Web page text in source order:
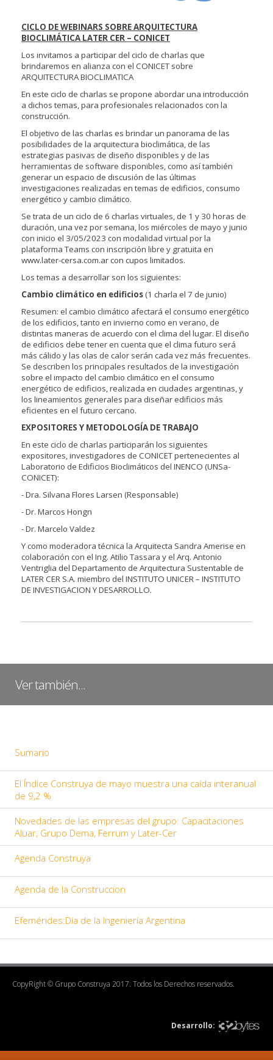
CICLO DE WEBINARS SOBRE ARQUITECTURA
BIOCLIMÁTICA LATER CER – CONICET
Los invitamos a participar del ciclo de charlas que
brindaremos en alianza con el CONICET sobre
ARQUITECTURA BIOCLIMATICA
En este ciclo de charlas se propone abordar una introducción
a dichos temas, para profesionales relacionados con la
construcción.
El objetivo de las charlas es brindar un panorama de las
posibilidades de la arquitectura bioclimática, de las
estrategias pasivas de diseño disponibles y de las
herramientas de software disponibles, como así también
generar un espacio de discusión de las últimas
investigaciones realizadas en temas de edificios, consumo
energético y cambio climático.
Se trata de un ciclo de 6 charlas virtuales, de 1 y 30 horas de
duración, una vez por semana, los miércoles de mayo y junio
con inicio el 3/05/2023 con modalidad virtual por la
plataforma Teams con inscripción libre y gratuita en
www.later-cersa.com.ar con cupos limitados.
Los temas a desarrollar son los siguientes:
Cambio climático en edificios(1 charla el 7 de junio)
Resumen: el cambio climático afectará el consumo energético
de los edificios, tanto en invierno como en verano, de
distintas maneras de acuerdo con el clima del lugar. El diseño
de edificios debe tener en cuenta que el clima futuro será
más cálido y las olas de calor serán cada vez más frecuentes.
Se describen los principales resultados de la investigación
sobre el impacto del cambio climático en el consumo
energético de edificios, realizada en ciudades argentinas, y
los lineamientos generales para diseñar edificios más
eficientes en el futuro cercano.
EXPOSITORES Y METODOLOGÍA DE TRABAJO
En este ciclo de charlas participarán los siguientes
expositores, investigadores de CONICET pertenecientes al
Laboratorio de Edificios Bioclimáticos del INENCO (UNSa-
CONICET):
- Dra. Silvana Flores Larsen (Responsable)
- Dr. Marcos Hongn
- Dr. Marcelo Valdez
Y como moderadora técnica la Arquitecta Sandra Amerise en
colaboración con el Ing. Atilio Tassara y el Arq. Antonio
Ventriglia del Departamento de Arquitectura Sustentable de
LATER CER S.A. miembro del INSTITUTO UNICER – INSTITUTO
DE INVESTIGACION Y DESARROLLO.
Ver también...
Sumario
El Índice Construya de mayo muestra una caída interanual
de 9,2 %
Novedades de las empresas del grupo: Capacitaciones
Aluar, Grupo Dema, Ferrum y Later-Cer
Agenda Construya
Agenda de la Construccion
Efemérides:Día de la Ingeniería Argentina
CopyRight © Grupo Construya 2017. Todos los Derechos reservados.
Desarrollo: